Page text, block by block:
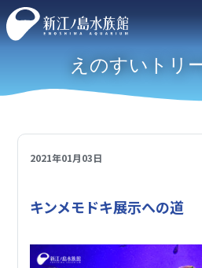
えのすいトリ
2021年01月03日
キンメモドキ展示への道